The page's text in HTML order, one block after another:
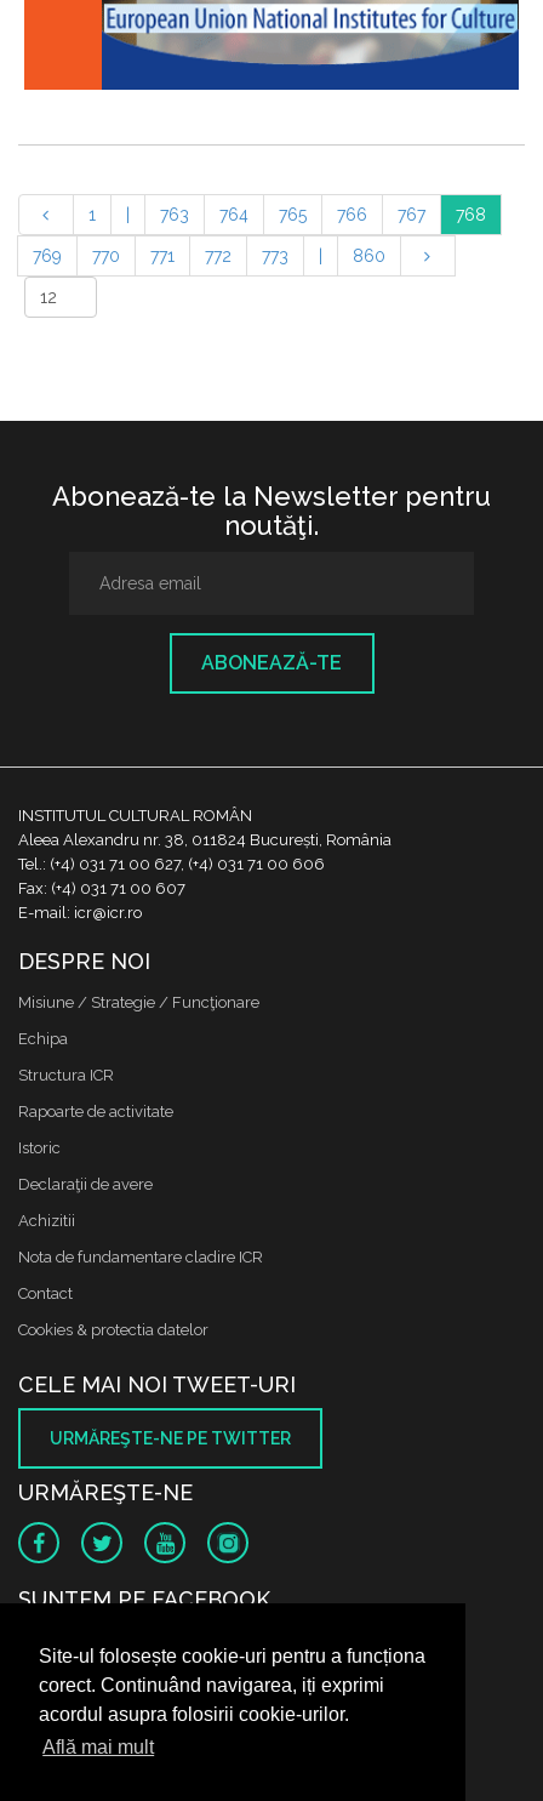
Site-ul folosește cookie-uri pentru a funcționa
corect. Continuând navigarea, iți exprimi
acordul asupra folosirii cookie-urilor.
Află mai mult
1 763 764 765 766 767 768
769 770 771 772 773 860
Abonează-te la Newsletter pentru
noutăţi.
ABONEAZĂ-TE
INSTITUTUL CULTURAL ROMÂN
Aleea Alexandru nr. 38, 011824 București, România
Tel.: (+4) 031 71 00 627, (+4) 031 71 00 606
Fax: (+4) 031 71 00 607
E-mail: icr@icr.ro
DESPRE NOI
Misiune / Strategie / Funcţionare
Echipa
Structura ICR
Rapoarte de activitate
Istoric
Declaraţii de avere
Achizitii
Nota de fundamentare cladire ICR
Contact
Cookies & protectia datelor
CELE MAI NOI TWEET-URI
URMĂREŞTE-NE PE TWITTER
URMĂREŞTE-NE
SUNTEM PE FACEBOOK